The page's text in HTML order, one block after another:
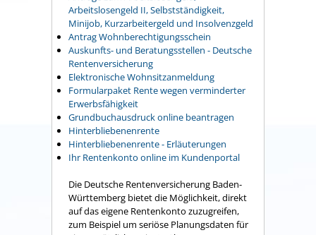
Arbeitslosengeld II, Selbstständigkeit,
Minijob, Kurzarbeitergeld und Insolvenzgeld
Antrag Wohnberechtigungsschein
Auskunfts- und Beratungsstellen - Deutsche
Rentenversicherung
Elektronische Wohnsitzanmeldung
Formularpaket Rente wegen verminderter
Erwerbsfähigkeit
Grundbuchausdruck online beantragen
Hinterbliebenenrente
Hinterbliebenenrente - Erläuterungen
Ihr Rentenkonto online im Kundenportal
Die Deutsche Rentenversicherung Baden-
Württemberg bietet die Möglichkeit, direkt
auf das eigene Rentenkonto zuzugreifen,
zum Beispiel um seriöse Planungsdaten für